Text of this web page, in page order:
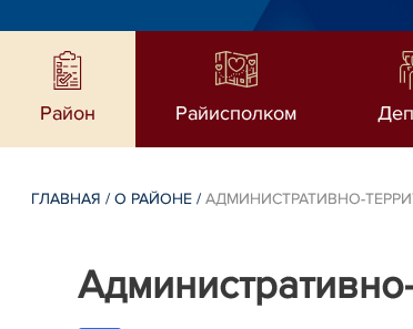
Район Райисполком
ГЛАВНАЯ /О РАЙОНЕ /АДМИНИСТРАТИВНО-